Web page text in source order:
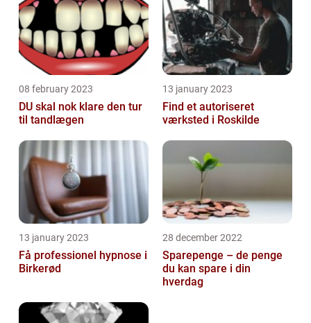
08 february 2023
DU skal nok klare den tur
til tandlægen
13 january 2023
Find et autoriseret
værksted i Roskilde
13 january 2023
Få professionel hypnose i
Birkerød
28 december 2022
Sparepenge – de penge
du kan spare i din
hverdag